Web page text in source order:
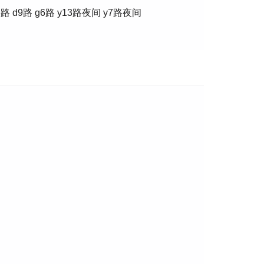
d9路 g6路 y13路夜间 y7路夜间